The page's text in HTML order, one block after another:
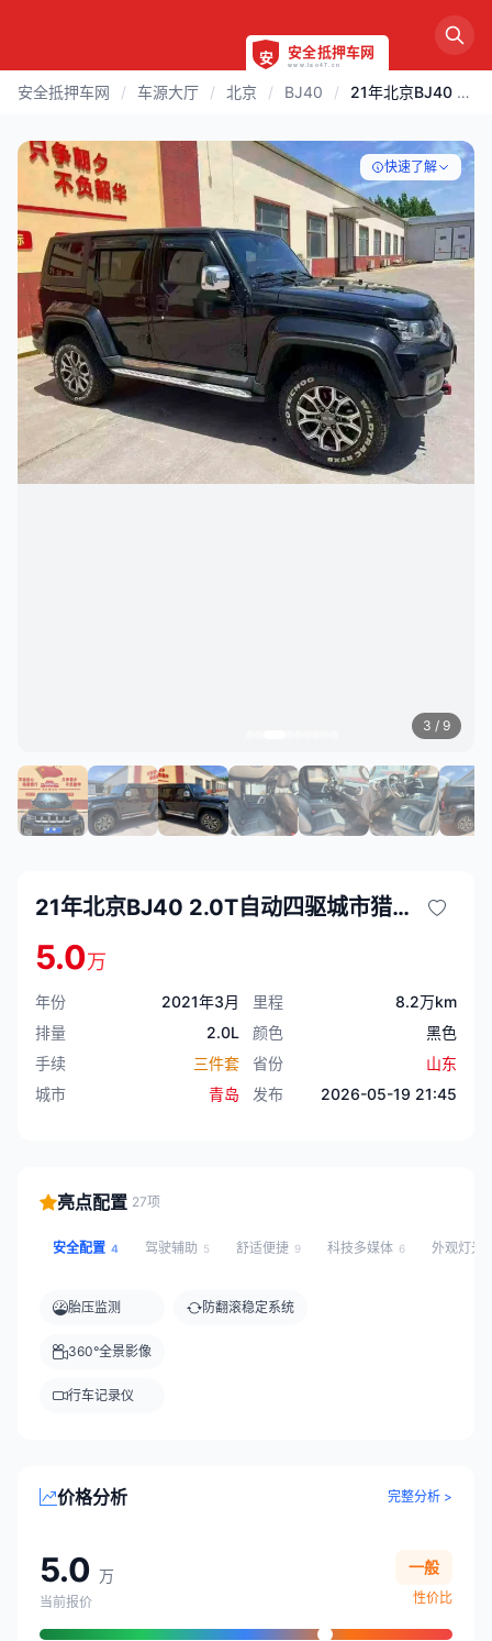
安全抵押车网 / 车源大厅 / 北京 / BJ40 / 21年北京BJ40 2.0T自动四驱城市猎人版至尊型
快速了解
3 / 9
21年北京BJ40 2.0T自动四驱城市猎人版至尊型
5.0万
年份 2021年3月 里程
8.2万km
排量
2.0L 颜色
黑色
手续
三件套 省份
山东
城市
青岛 发布 2026-05-19 21:45
亮点配置 27项
安全配置 4 驾驶辅助 5 舒适便捷 9 科技多媒体 6 外观灯光
胎压监测
360°全景影像
行车记录仪
防翻滚稳定系统
价格分析 完整分析 >
5.0 万
当前报价
一般
性价比